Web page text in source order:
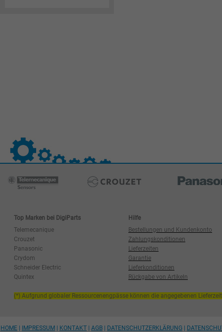
Top Marken bei DigiParts
Hilfe
Telemecanique
Bestellungen und Kundenkonto
Crouzet
Zahlungskonditionen
Panasonic
Lieferzeiten
Crydom
Garantie
Schneider Electric
Lieferkonditionen
Quintex
Rückgabe von Artikeln
(*) Aufgrund globaler Ressourcenengpässe können die angegebenen
HOME IMPRESSUM KONTAKT AGB DATENSCHUTZERKLÄRUNG